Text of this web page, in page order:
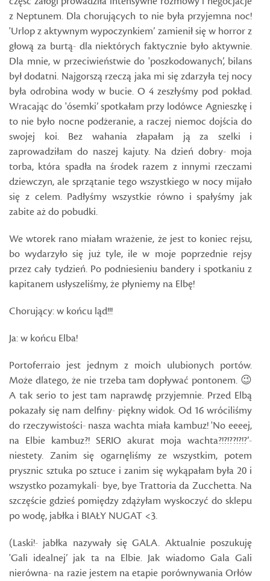
z Neptunem. Dla chorujących to nie była przyjemna noc!
'Urlop z aktywnym wypoczynkiem’ zamienił się w horror z
głową za burtą- dla niektórych faktycznie było aktywnie.
Dla mnie, w przeciwieństwie do 'poszkodowanych’, bilans
był dodatni. Najgorszą rzeczą jaka mi się zdarzyła tej nocy
była odrobina wody w bucie. O 4 zeszłyśmy pod pokład.
Wracając do 'ósemki’ spotkałam przy lodówce Agnieszkę i
to nie było nocne podżeranie, a raczej niemoc dojścia do
swojej koi. Bez wahania złapałam ją za szelki i
zaprowadziłam do naszej kajuty. Na dzień dobry- moja
torba, która spadła na środek razem z innymi rzeczami
dziewczyn, ale sprzątanie tego wszystkiego w nocy mijało
się z celem. Padłyśmy wszystkie równo i spałyśmy jak
zabite aż do pobudki.
We wtorek rano miałam wrażenie, że jest to koniec rejsu,
bo wydarzyło się już tyle, ile w moje poprzednie rejsy
przez cały tydzień. Po podniesieniu bandery i spotkaniu z
kapitanem usłyszeliśmy, że płyniemy na Elbę!
Chorujący: w końcu ląd!!!
Ja: w końcu Elba!
Portoferraio jest jednym z moich ulubionych portów.
Może dlatego, że nie trzeba tam dopływać pontonem. 😉
A tak serio to jest tam naprawdę przyjemnie. Przed Elbą
pokazały się nam delfiny- piękny widok. Od 16 wróciliśmy
do rzeczywistości- nasza wachta miała kambuz! 'No eeeej,
na Elbie kambuz?! SERIO akurat moja wachta?!?!??!?!?’-
niestety. Zanim się ogarnęliśmy ze wszystkim, potem
prysznic sztuka po sztuce i zanim się wykąpałam była 20 i
wszystko pozamykali- bye, bye Trattoria da Zucchetta. Na
szczęście gdzieś pomiędzy zdążyłam wyskoczyć do sklepu
po wodę, jabłka i BIAŁY NUGAT <3.
(Laski!- jabłka nazywały się GALA. Aktualnie poszukuję
'Gali idealnej’ jak ta na Elbie. Jak wiadomo Gala Gali
nierówna- na razie jestem na etapie porównywania Orłów